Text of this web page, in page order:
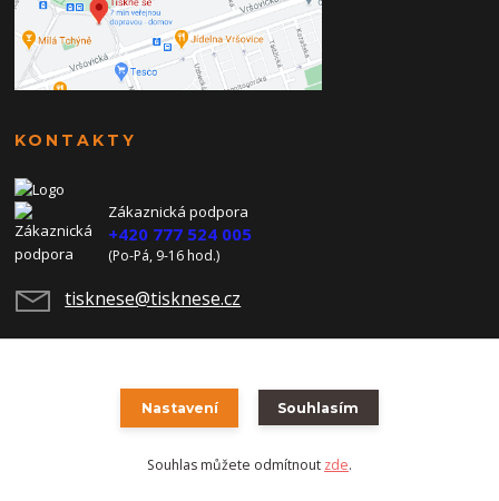
KONTAKTY
Zákaznická podpora
+420 777 524 005
(Po-Pá, 9-16 hod.)
tisknese@tisknese.cz
Vytvořeno na Eshop-rychle.cz
Nastavení Souhlasím
Souhlas můžete odmítnout zde.